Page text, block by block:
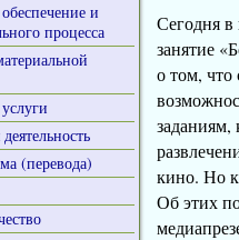
и
процесса
(перевода)
Сегодня в
занятие
о том, что
заданиям,
кино. Но
Об этих